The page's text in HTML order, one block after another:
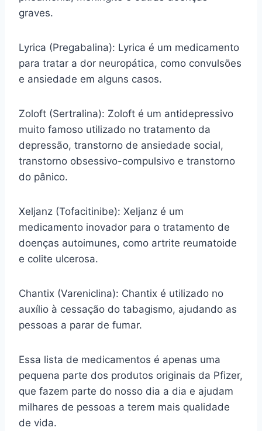
graves.
Lyrica (Pregabalina): Lyrica é um medicamento
para tratar a dor neuropática, como convulsões
e ansiedade em alguns casos.
Zoloft (Sertralina): Zoloft é um antidepressivo
muito famoso utilizado no tratamento da
depressão, transtorno de ansiedade social,
transtorno obsessivo-compulsivo e transtorno
do pânico.
Xeljanz (Tofacitinibe): Xeljanz é um
medicamento inovador para o tratamento de
doenças autoimunes, como artrite reumatoide
e colite ulcerosa.
Chantix (Vareniclina): Chantix é utilizado no
auxílio à cessação do tabagismo, ajudando as
pessoas a parar de fumar.
Essa lista de medicamentos é apenas uma
pequena parte dos produtos originais da Pfizer,
que fazem parte do nosso dia a dia e ajudam
milhares de pessoas a terem mais qualidade
de vida.